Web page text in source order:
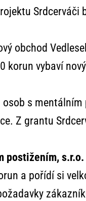
Srdcerváči
obchod
korun vybaví
s
Z grantu
postižením, s.r.o.
a pořídí si